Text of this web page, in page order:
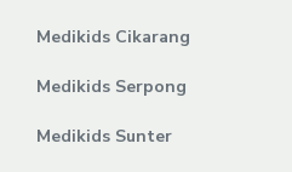
Medikids Cikarang
Medikids Serpong
Medikids Sunter